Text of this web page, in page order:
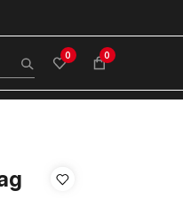
0 0